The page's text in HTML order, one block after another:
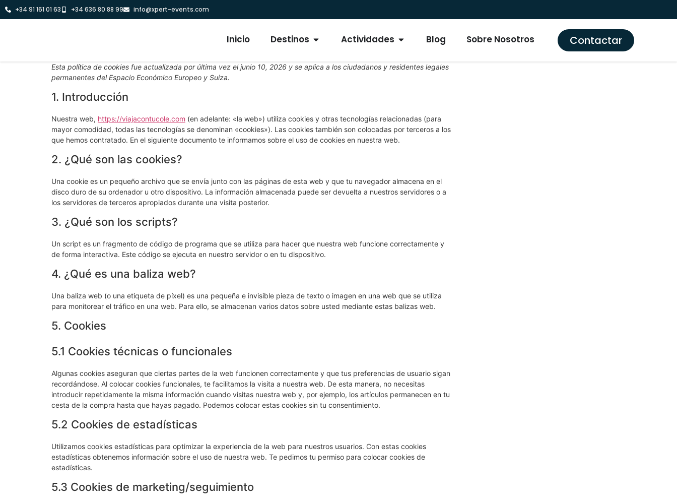
+34 91 161 01 63 +34 636 80 88 99 info@xpert-events.com
Inicio Destinos Actividades Blog Sobre Nosotros Contactar
Esta política de cookies fue actualizada por última vez el junio 10, 2026 y se aplica a los ciudadanos y residentes legales
permanentes del Espacio Económico Europeo y Suiza.
1. Introducción
Nuestra web, https://viajacontucole.com (en adelante: «la web») utiliza cookies y otras tecnologías relacionadas (para
mayor comodidad, todas las tecnologías se denominan «cookies»). Las cookies también son colocadas por terceros a los
que hemos contratado. En el siguiente documento te informamos sobre el uso de cookies en nuestra web.
2. ¿Qué son las cookies?
Una cookie es un pequeño archivo que se envía junto con las páginas de esta web y que tu navegador almacena en el
disco duro de su ordenador u otro dispositivo. La información almacenada puede ser devuelta a nuestros servidores o a
los servidores de terceros apropiados durante una visita posterior.
3. ¿Qué son los scripts?
Un script es un fragmento de código de programa que se utiliza para hacer que nuestra web funcione correctamente y
de forma interactiva. Este código se ejecuta en nuestro servidor o en tu dispositivo.
4. ¿Qué es una baliza web?
Una baliza web (o una etiqueta de píxel) es una pequeña e invisible pieza de texto o imagen en una web que se utiliza
para monitorear el tráfico en una web. Para ello, se almacenan varios datos sobre usted mediante estas balizas web.
5. Cookies
5.1 Cookies técnicas o funcionales
Algunas cookies aseguran que ciertas partes de la web funcionen correctamente y que tus preferencias de usuario sigan
recordándose. Al colocar cookies funcionales, te facilitamos la visita a nuestra web. De esta manera, no necesitas
introducir repetidamente la misma información cuando visitas nuestra web y, por ejemplo, los artículos permanecen en tu
cesta de la compra hasta que hayas pagado. Podemos colocar estas cookies sin tu consentimiento.
5.2 Cookies de estadísticas
Utilizamos cookies estadísticas para optimizar la experiencia de la web para nuestros usuarios. Con estas cookies
estadísticas obtenemos información sobre el uso de nuestra web. Te pedimos tu permiso para colocar cookies de
estadísticas.
5.3 Cookies de marketing/seguimiento